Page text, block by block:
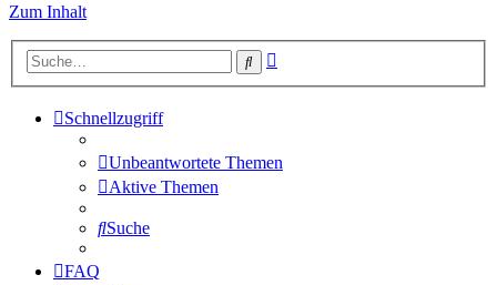
Zum Inhalt
Suche
Schnellzugriff
Unbeantwortete Themen
Aktive Themen
Suche
FAQ